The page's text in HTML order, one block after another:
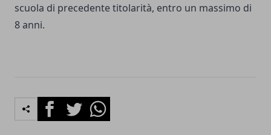
scuola di precedente titolarità, entro un massimo di
8 anni.
FacebookTwitterWhatsapp